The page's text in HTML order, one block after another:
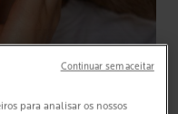
para analisar os nossos
Continuar sem aceitar